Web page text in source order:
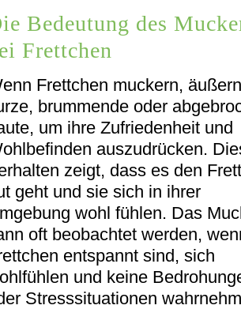
Bedeutung des
Frettchen
Frettchen muckern,
brummende oder
um ihre Zufriedenheit und
auszudrücken.
zeigt, dass es den
geht und sie sich in ihrer
wohl fühlen. Das
oft beobachtet werden,
entspannt sind, sich
und keine
Stresssituationen